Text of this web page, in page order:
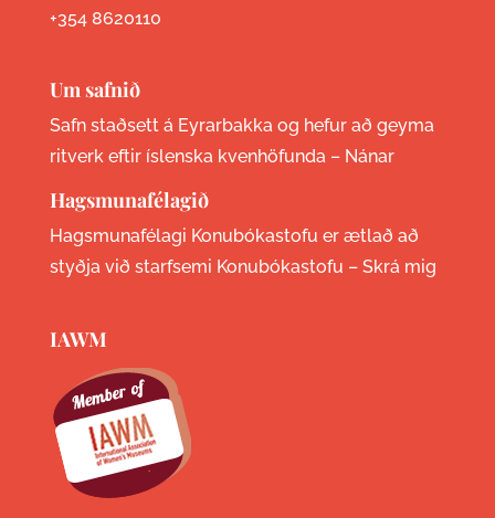
+354 8620110
Um safnið
Safn staðsett á Eyrarbakka og hefur að geyma
ritverk eftir íslenska kvenhöfunda – Nánar
Hagsmunafélagið
Hagsmunafélagi Konubókastofu er ætlað að
styðja við starfsemi Konubókastofu – Skrá mig
IAWM